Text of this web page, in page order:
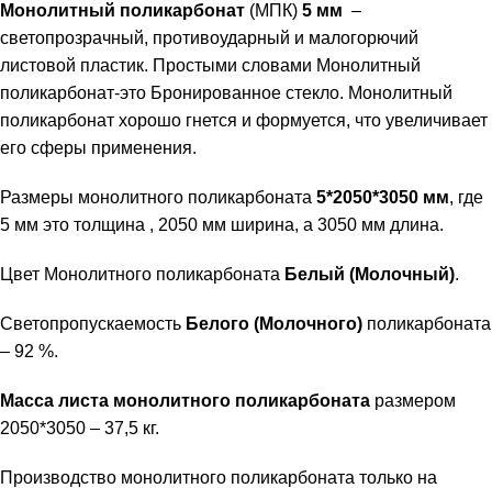
Монолитный поликарбонат (МПК) 5 мм –
светопрозрачный, противоударный и малогорючий
листовой пластик. Простыми словами Монолитный
поликарбонат-это Бронированное стекло. Монолитный
поликарбонат хорошо гнется и формуется, что увеличивает
его сферы применения.
Размеры монолитного поликарбоната 5*2050*3050 мм, где
5 мм это толщина , 2050 мм ширина, а 3050 мм длина.
Цвет Монолитного поликарбоната Белый (Молочный).
Светопропускаемость Белого (Молочного) поликарбоната
– 92 %.
Масса листа монолитного поликарбоната размером
2050*3050 – 37,5 кг.
Производство монолитного поликарбоната только на